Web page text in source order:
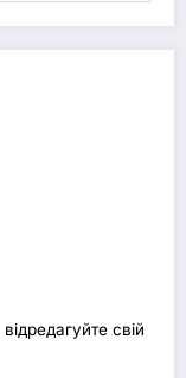
відредагуйте свій